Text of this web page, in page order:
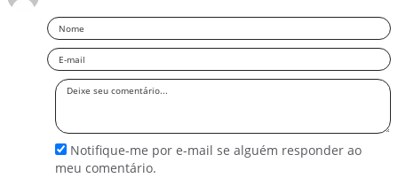
Nome
Email
Deixe
Notifique-me por e-mail se alguém responder ao
meu comentário.